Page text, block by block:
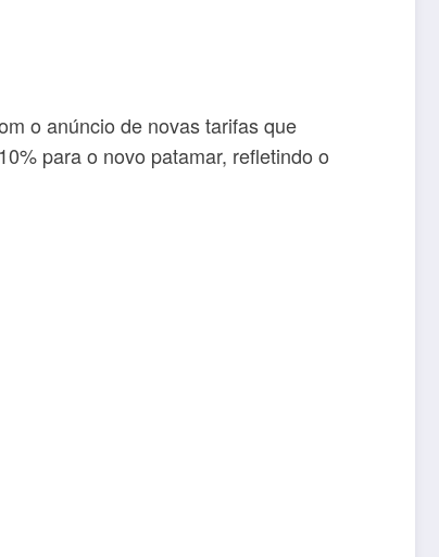
o anúncio de novas tarifas que
para o novo patamar, refletindo o